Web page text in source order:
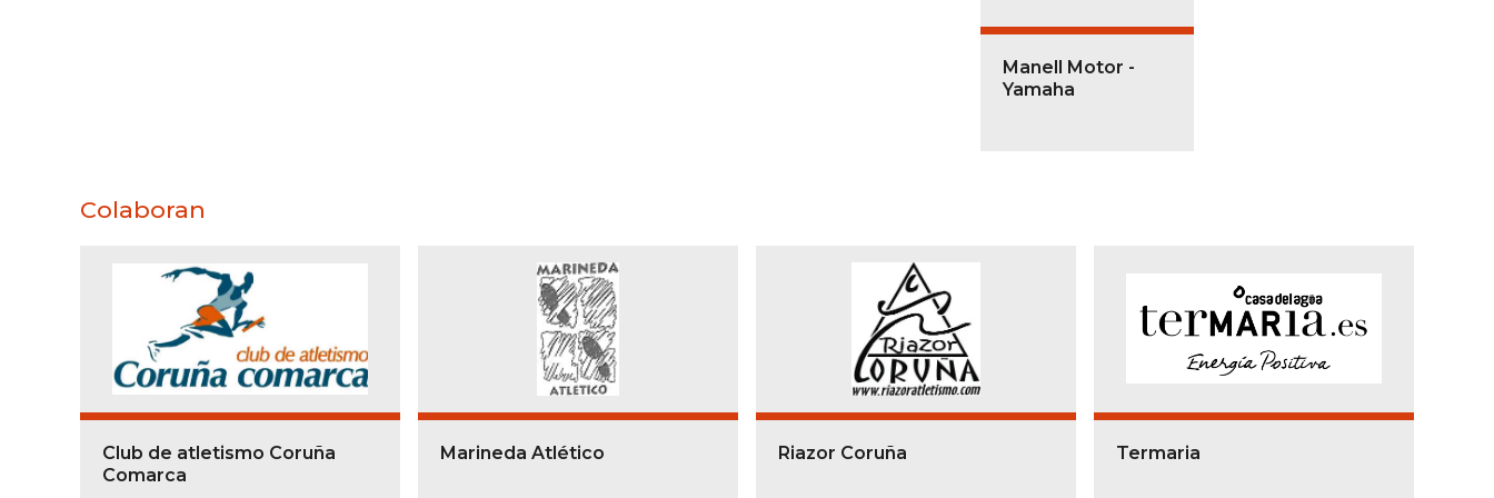
Manell Motor -
Yamaha
Colaboran
Club de atletismo Coruña
Comarca
Marineda Atlético Riazor Coruña Termaria